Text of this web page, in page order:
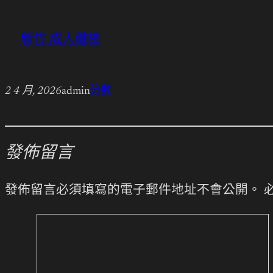
新竹 成人健檢
2 4 月, 2026admin分數
發佈留言
發佈留言必須填寫的電子郵件地址不會公開。